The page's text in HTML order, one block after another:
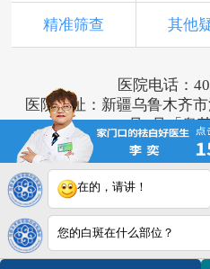
精准筛查 其他
医院电话：
医院地址：新疆乌鲁木齐
号1号「奥
版权所有：乌鲁木
新ICP备
注：本网站信息仅供参考
据，服用药物或进行治疗
用文章涉及版权问题
在的，请讲！
您的白斑在什么部位？